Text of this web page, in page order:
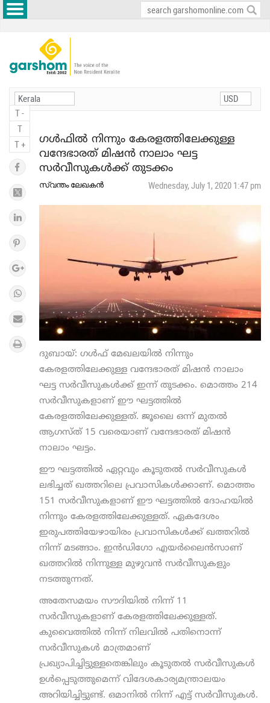
T -
T
T +
ഗള്‍ഫില്‍ നിന്നും കേരളത്തിലേക്കുള്ള
വന്ദേഭാരത് മിഷന്‍ നാലാം ഘട്ട
സര്‍വീസുകള്‍ക്ക് തുടക്കം
സ്വന്തം ലേഖകന്‍ Wednesday, July 1, 2020 1:47 pm
ദുബായ്: ഗള്‍ഫ് മേഖലയില്‍ നിന്നും
കേരളത്തിലേക്കുള്ള വന്ദേഭാരത് മിഷന്‍ നാലാം
ഘട്ട സര്‍വീസുകള്‍ക്ക് ഇന്ന് തുടക്കം. മൊത്തം 214
സര്‍വീസുകളാണ് ഈ ഘട്ടത്തില്‍
കേരളത്തിലേക്കുള്ളത്. ജൂലൈ ഒന്ന് മുതല്‍
ആഗസ്ത് 15 വരെയാണ് വന്ദേഭാരത് മിഷന്‍
നാലാം ഘട്ടം.
ഈ ഘട്ടത്തില്‍ ഏറ്റവും കൂടുതല്‍ സര്‍വീസുകള്‍
ലഭിച്ചത് ഖത്തറിലെ പ്രവാസികള്‍ക്കാണ്. മൊത്തം
151 സര്‍വീസുകളാണ് ഈ ഘട്ടത്തില്‍ ദോഹയില്‍
നിന്നും കേരളത്തിലേക്കുള്ളത്. ഏകദേശം
ഇരുപത്തിയേഴായിരം പ്രവാസികള്‍ക്ക് ഖത്തറില്‍
നിന്ന് മടങ്ങാം. ഇന്‍ഡിഗോ എയര്‍ലൈന്‍സാണ്
ഖത്തറില്‍ നിന്നുള്ള മുഴുവന്‍ സര്‍വീസുകളും
നടത്തുന്നത്.
അതേസമയം സൗദിയില്‍ നിന്ന് 11
സര്‍വീസുകളാണ് കേരളത്തിലേക്കുള്ളത്.
കുവൈത്തില്‍ നിന്ന് നിലവില്‍ പതിനൊന്ന്
സര്‍വീസുകള്‍ മാത്രമാണ്
പ്രഖ്യാപിച്ചിട്ടുള്ളതെങ്കിലും കൂടുതല്‍ സര്‍വീസുകള്‍
ഉള്‍പ്പെടുത്തുമെന്ന് വിദേശകാര്യമന്ത്രാലയം
അറിയിച്ചിട്ടുണ്ട്. ഒമാനില്‍ നിന്ന് എട്ട് സര്‍വീസുകള്‍.